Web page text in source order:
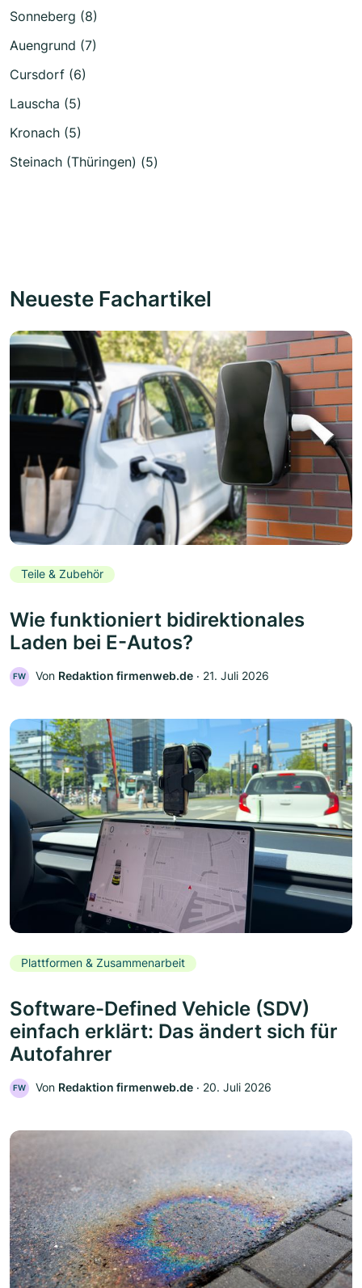
Sonneberg (8)
Auengrund (7)
Cursdorf (6)
Lauscha (5)
Kronach (5)
Steinach (Thüringen) (5)
Neueste Fachartikel
Teile & Zubehör
Wie funktioniert bidirektionales
Laden bei E-Autos?
FW Von Redaktion firmenweb.de ‧ 21. Juli 2026
Plattformen & Zusammenarbeit
Software-Defined Vehicle (SDV)
einfach erklärt: Das ändert sich für
Autofahrer
FW Von Redaktion firmenweb.de ‧ 20. Juli 2026